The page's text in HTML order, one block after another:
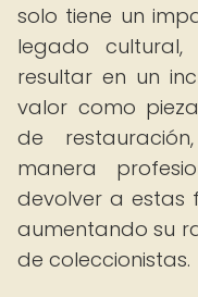
solo tiene un
legado
resultar en un
valor como
de
manera
devolver a estas
aumentando su
de coleccionistas.